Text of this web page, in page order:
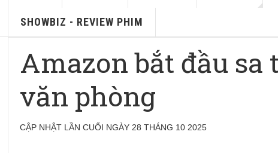
SHOWBIZ - REVIEW PHIM
Amazon bắt đầu
văn phòng
CẬP NHẬT LẦN CUỐI NGÀY 28 THÁNG 10 2025